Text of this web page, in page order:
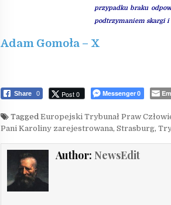
przypadku braku
podtrzymaniem skargi i
Adam Gomoła – X
Share 0 Post 0 Messenger0
Tagged Europejski Trybunał Praw
Pani Karoliny zarejestrowana, Strasburg,
Author: NewsEdit